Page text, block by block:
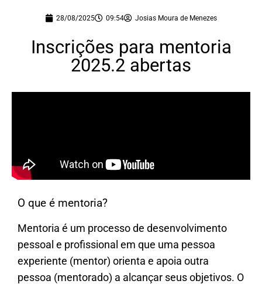
28/08/2025 09:54 Josias Moura de Menezes
Inscrições para mentoria
2025.2 abertas
O que é mentoria?
Mentoria é um processo de desenvolvimento
pessoal e profissional em que uma pessoa
experiente (mentor) orienta e apoia outra
pessoa (mentorado) a alcançar seus objetivos. O